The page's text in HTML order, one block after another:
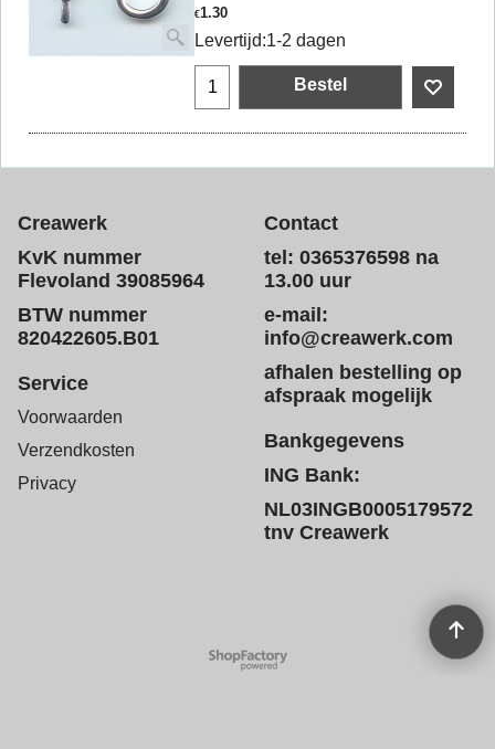
€1.30
Levertijd:1-2 dagen
Bestel
Creawerk
KvK nummer
Flevoland 39085964
BTW nummer
820422605.B01
Contact
tel: 0365376598 na
13.00 uur
e-mail:
info@creawerk.com
afhalen bestelling op
afspraak mogelijk
Service
Voorwaarden
Verzendkosten
Privacy
Bankgegevens
ING Bank:
NL03INGB0005179572
tnv Creawerk
Webwinkel gemaakt met
ShopFactory webwinkel